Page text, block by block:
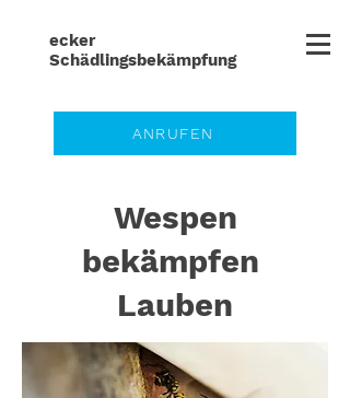
ecker
Schädlingsbekämpfung
ANRUFEN
Wespen
bekämpfen
Lauben